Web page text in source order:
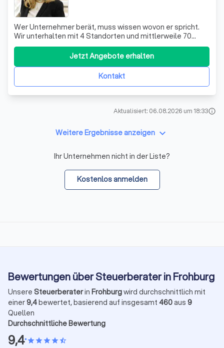
Wer Unternehmer berät, muss wissen wovon er spricht.
Wir unterhalten mit 4 Standorten und mittlerweile 70
Mitarbeitern selber ein stetig wachsendes Unternehmen
und wissen welche Themen für unsere Mandanten
besonders wichtig sind. Wir stehen mit unserem
Fachwissen Ihnen und Ihrer Firma als Geschäftsp
Kontakt
Jetzt Angebote erhalten
Aktualisiert: 06.08.2026 um 18:33info
Weitere Ergebnisse anzeigen keyboard_arrow_down
Ihr Unternehmen nicht in der Liste?
Kostenlos anmelden
Bewertungen über Steuerberater in Frohburg
Unsere Steuerberaterin Frohburgwird durchschnittlich mit
einer9,4bewertet, basierend auf insgesamt 460aus 9
Quellen
Durchschnittliche Bewertung
9,4•starstarstarstarstar_half